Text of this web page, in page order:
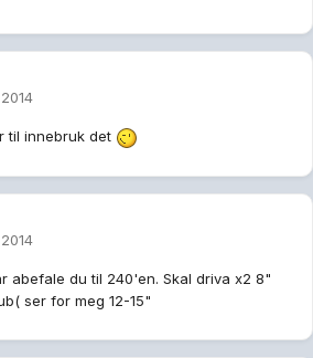
til innebruk det
abefale du til 240'en. Skal driva x2 8"
ser for meg 12-15"